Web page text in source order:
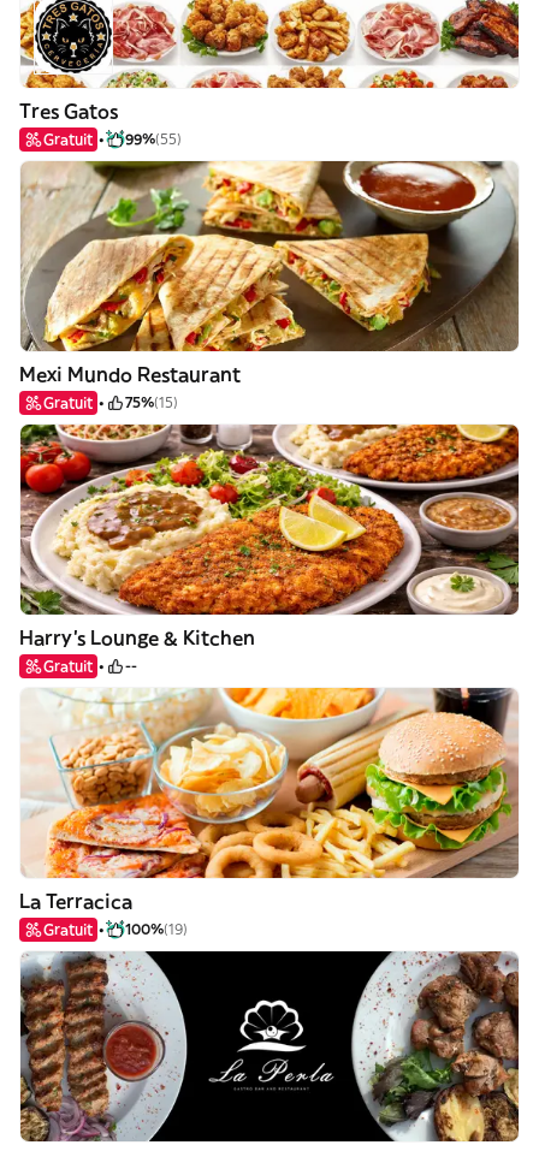
Tres Gatos
Gratuit 99%(55)
Mexi Mundo Restaurant
Gratuit 75%(15)
Harry's Lounge & Kitchen
Gratuit --
La Terracica
Gratuit 100%(19)